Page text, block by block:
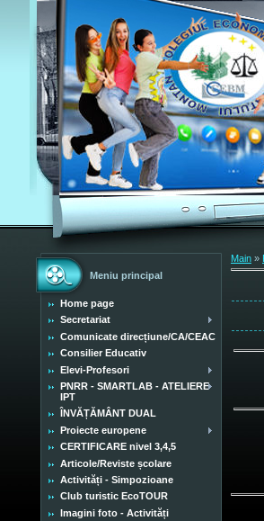
Meniu principal
Home page
Secretariat
Comunicate direcțiune/CA/CEAC
Consilier Educativ
Elevi-Profesori
PNRR - SMARTLAB - ATELIERE
IPT
ÎNVĂȚĂMÂNT DUAL
Proiecte europene
CERTIFICARE nivel 3,4,5
Articole/Reviste școlare
Activități - Simpozioane
Club turistic EcoTOUR
Imagini foto - Activități
Main »